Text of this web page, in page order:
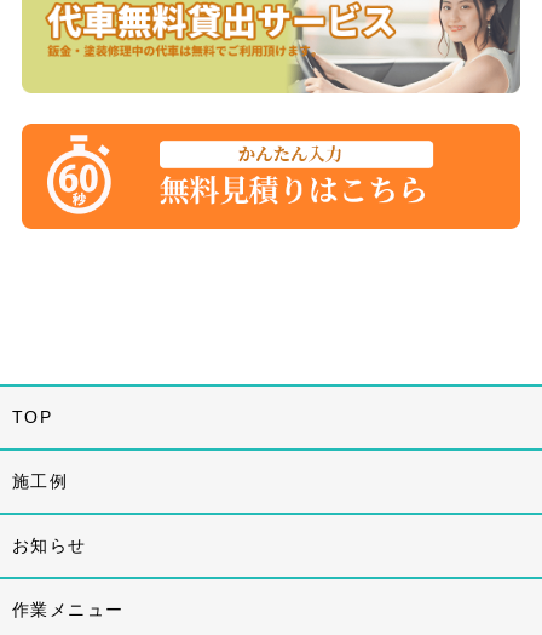
TOP
施工例
お知らせ
作業メニュー